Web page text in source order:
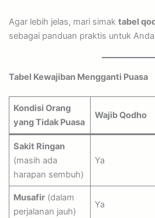
Agar lebih jelas, mari simak tabel
sebagai panduan praktis untuk
Tabel Kewajiban Mengganti Puasa
Kondisi Orang
yang Tidak Puasa
Wajib Qodho
Sakit Ringan
(masih ada
harapan sembuh)
Ya
Musafir(dalam
perjalanan jauh)
Ya